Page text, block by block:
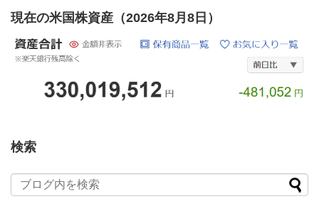
現在の米国株資産（2026年8月8日）
検索